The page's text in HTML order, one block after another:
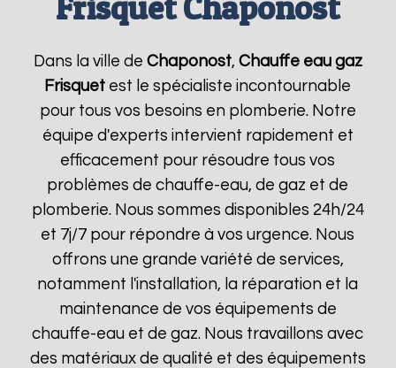
Dans la ville de Chaponost, Chauffe eau gaz
Frisquet est le spécialiste incontournable
pour tous vos besoins en plomberie. Notre
équipe d'experts intervient rapidement et
efficacement pour résoudre tous vos
problèmes de chauffe-eau, de gaz et de
plomberie. Nous sommes disponibles 24h/24
et 7j/7 pour répondre à vos urgence. Nous
offrons une grande variété de services,
notamment l'installation, la réparation et la
maintenance de vos équipements de
chauffe-eau et de gaz. Nous travaillons avec
des matériaux de qualité et des équipements